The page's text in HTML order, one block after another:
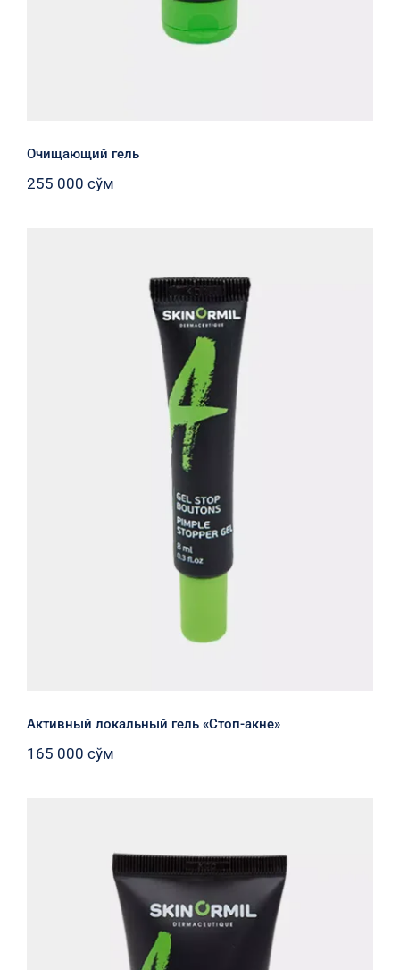
Очищающий гель
255 000 сўм
Активный локальный гель «Стоп-
акне»
Активный локальный гель «Стоп-акне»
165 000 сўм